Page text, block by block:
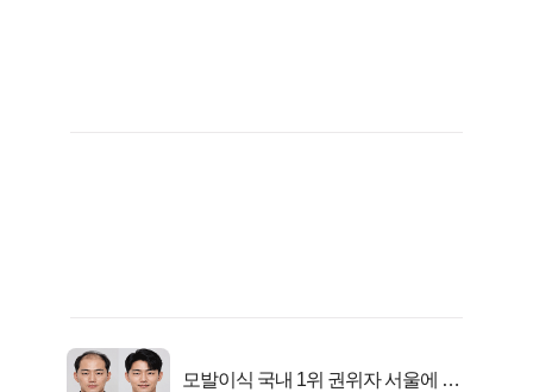
모발이식 국내 1위 권위자 서울에 있